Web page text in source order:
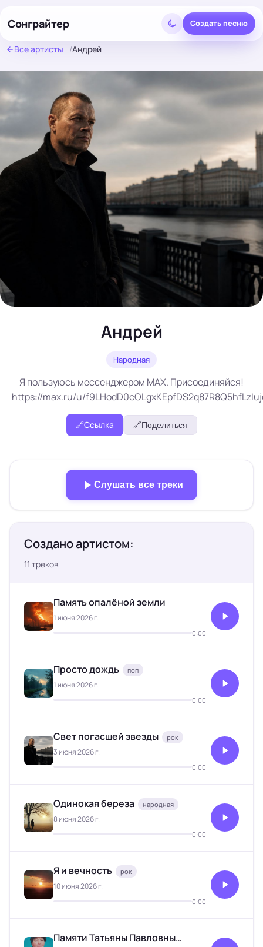
Сонграйтер Создать песню
Все артисты /Андрей
Андрей
Народная
Я пользуюсь мессенджером MAX. Присоединяйся!
https://max.ru/u/
🔗Ссылка 🔗Поделиться
Слушать все треки
Создано артистом:
11 треков
Память опалёной земли
1 июня 2026 г.
0:00
Просто дождь поп
1 июня 2026 г.
0:00
Свет погасшей звезды рок
3 июня 2026 г.
0:00
Одинокая береза народная
8 июня 2026 г.
0:00
Я и вечность рок
10 июня 2026 г.
0:00
Памяти Татьяны Павловны